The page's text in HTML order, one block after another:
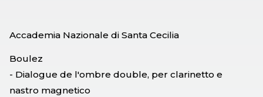
Accademia Nazionale di Santa Cecilia
Boulez
- Dialogue de l'ombre double, per clarinetto e
nastro magnetico